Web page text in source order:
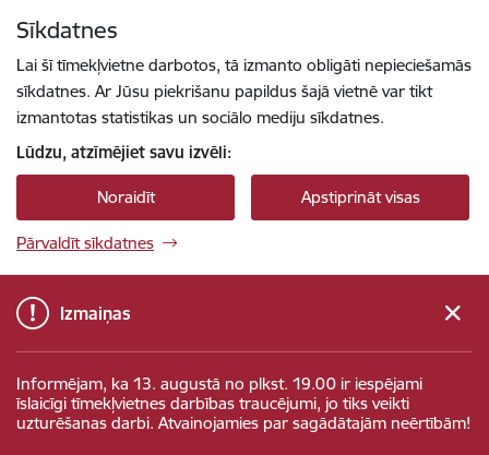
Sīkdatnes
Lai šī tīmekļvietne darbotos, tā izmanto obligāti nepieciešamās
sīkdatnes. Ar Jūsu piekrišanu papildus šajā vietnē var tikt
izmantotas statistikas un sociālo mediju sīkdatnes.
Lūdzu, atzīmējiet savu izvēli:
Noraidīt Apstiprināt visas
Pārvaldīt sīkdatnes
Izmaiņas
Informējam, ka 13. augustā no plkst. 19.00 ir iespējami
īslaicīgi tīmekļvietnes darbības traucējumi, jo tiks veikti
uzturēšanas darbi. Atvainojamies par sagādātajām neērtībām!